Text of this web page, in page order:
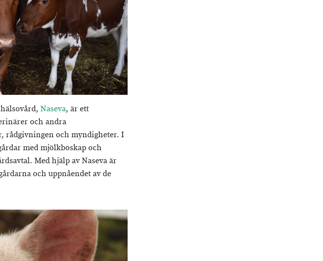
Naseva, är ett
och andra
rådgivningen och myndigheter. I
med mjölkboskap och
Med hjälp av Naseva är
och uppnåendet av de